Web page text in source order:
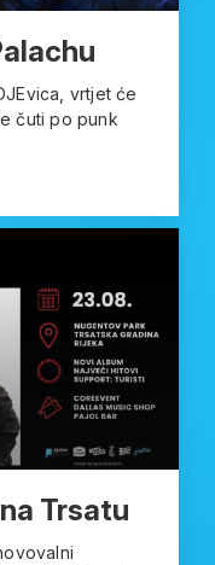
vrtjet će
čuti po punk
Trsatu